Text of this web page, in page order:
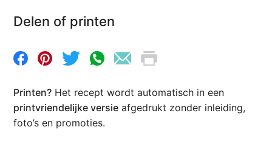
Delen of printen
Printen? Het recept wordt automatisch in een
printvriendelijke versie afgedrukt zonder inleiding,
foto’s en promoties.